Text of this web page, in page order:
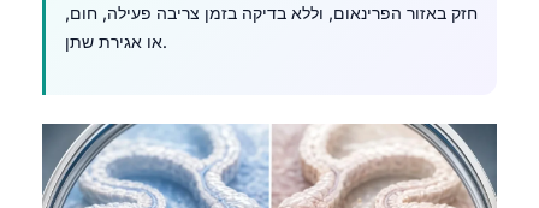
חזק באזור הפרינאום, וללא בדיקה בזמן צריבה פעילה, חום,
או אגירת שתן.
ພາສາລາວ
Basa Jawa
Кыргызча